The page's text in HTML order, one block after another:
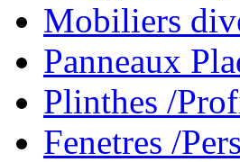
Mobiliers
Panneaux
Plinthes /
Fenetres /